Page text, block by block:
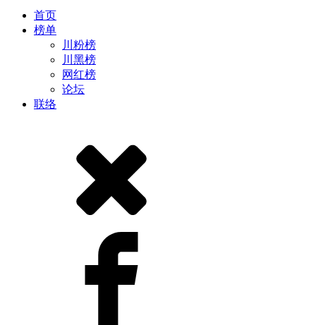
首页
榜单
川粉榜
川黑榜
网红榜
论坛
联络